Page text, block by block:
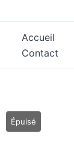
au
contenuAccueil
Contact